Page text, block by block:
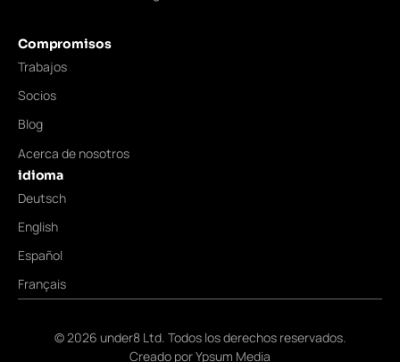
Compromisos
Trabajos
Socios
Blog
Acerca de nosotros
idioma
Deutsch
English
Español
Français
©2026 under8 Ltd. Todos los derechos reservados.
Creado porYpsum Media